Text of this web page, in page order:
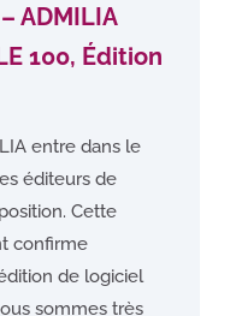
ADMILIA
100, Édition
entre dans le
éditeurs de
Cette
confirme
de logiciel
sommes très